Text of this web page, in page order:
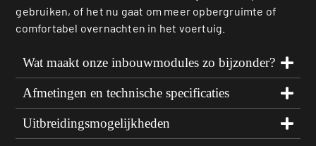
gebruiken, of het nu gaat om meer opbergruimte of
comfortabel overnachten in het voertuig.
Wat maakt onze inbouwmodules zo bijzonder?
Afmetingen en technische specificaties
Uitbreidingsmogelijkheden